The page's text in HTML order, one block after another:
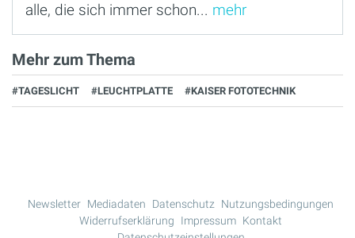
alle, die sich immer schon... mehr
Mehr zum Thema
#TAGESLICHT #LEUCHTPLATTE #KAISER FOTOTECHNIK
Newsletter Mediadaten Datenschutz Nutzungsbedingungen
Widerrufserklärung
Impressum Kontakt